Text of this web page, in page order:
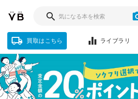
買取はこちら ライブラリ